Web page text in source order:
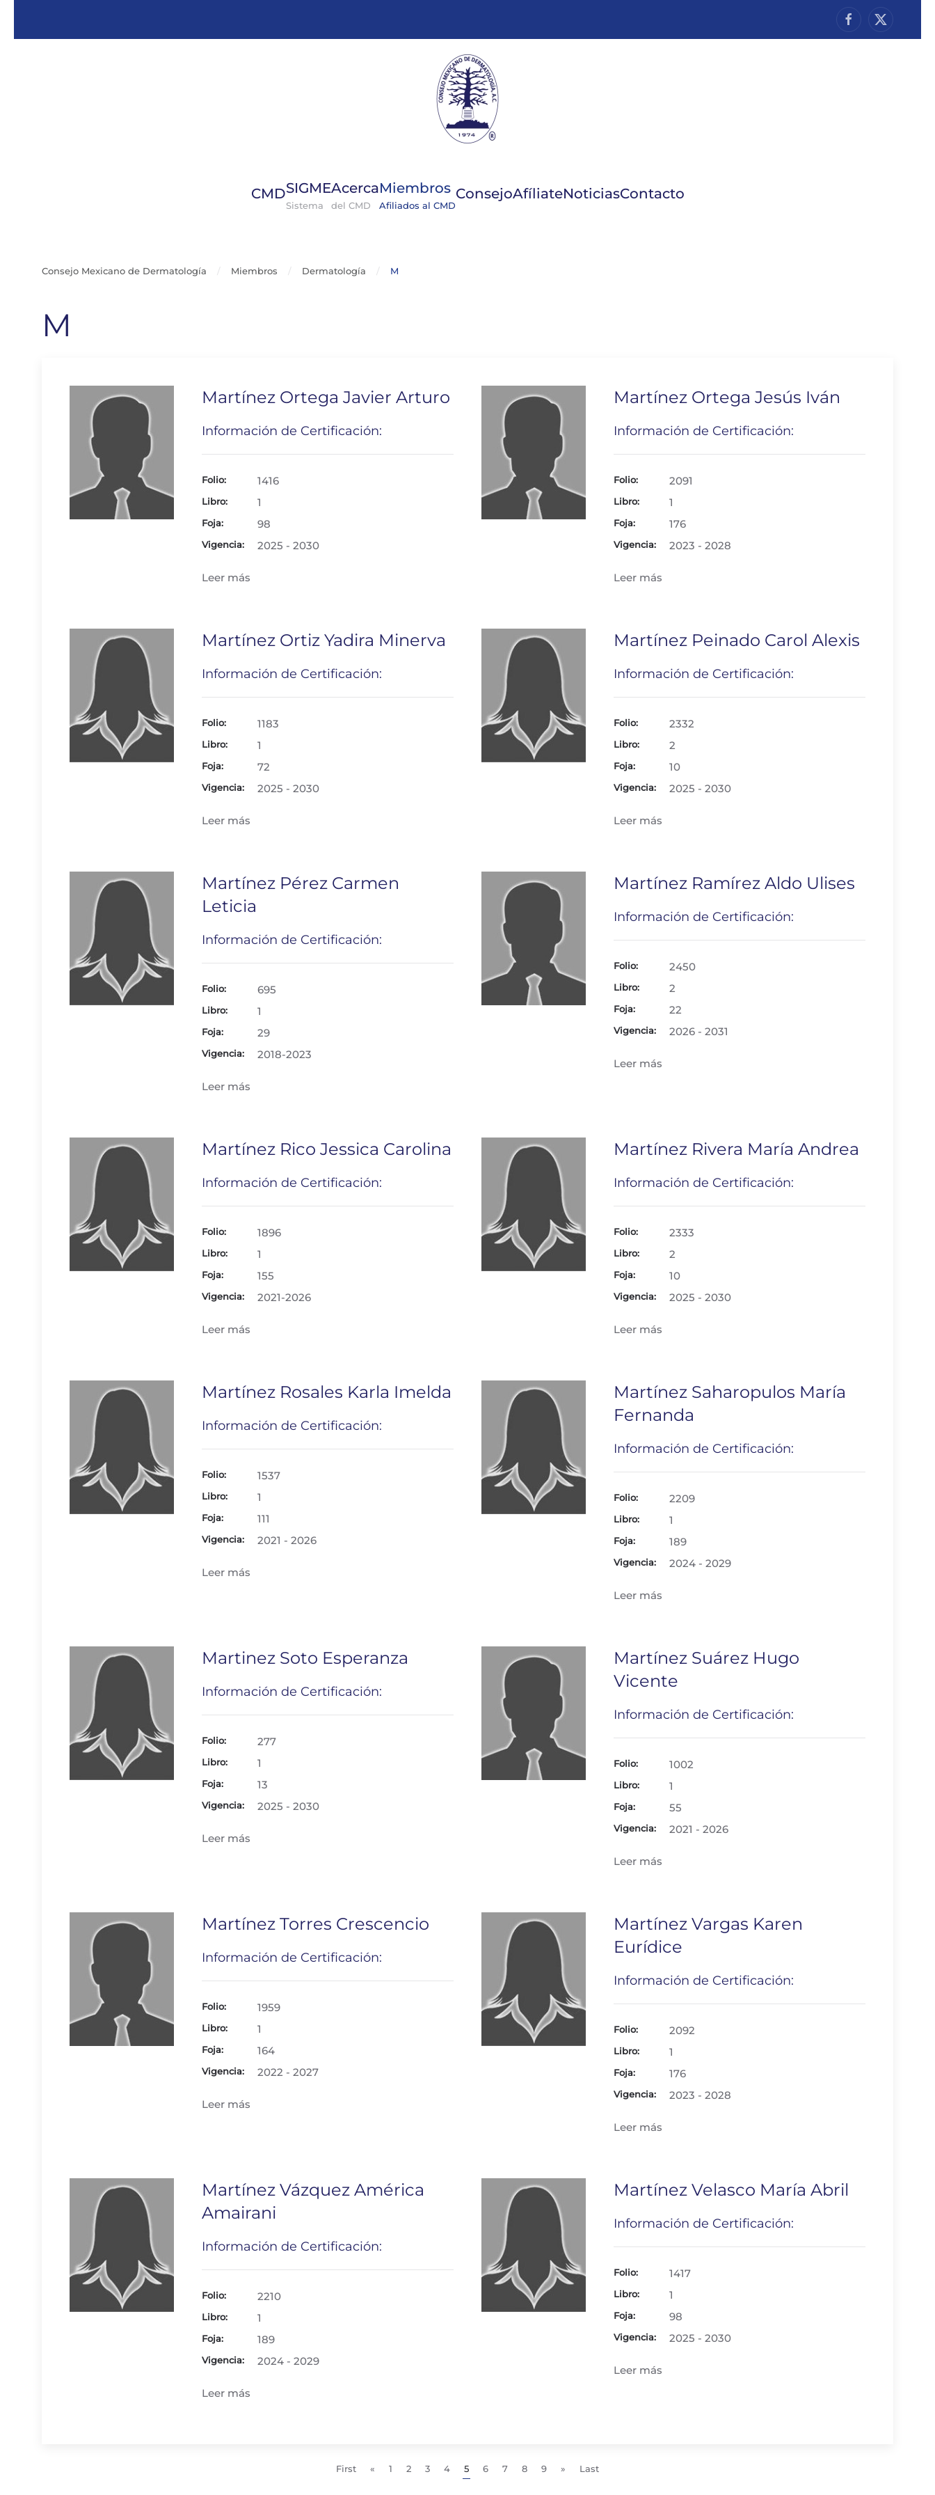
CMDSIGME
Sistema
Acerca
del CMD
Miembros
Afiliados al CMD
ConsejoAfíliateNoticiasContacto
Consejo Mexicano de Dermatología Miembros Dermatología M
M
Martínez Ortega Javier Arturo
Información de Certificación:
Folio: 1416
Libro: 1
Foja: 98
Vigencia: 2025 - 2030
Leer más
Martínez Ortega Jesús Iván
Información de Certificación:
Folio: 2091
Libro: 1
Foja: 176
Vigencia: 2023 - 2028
Leer más
Martínez Ortiz Yadira Minerva
Información de Certificación:
Folio: 1183
Libro: 1
Foja: 72
Vigencia: 2025 - 2030
Leer más
Martínez Peinado Carol Alexis
Información de Certificación:
Folio: 2332
Libro: 2
Foja: 10
Vigencia: 2025 - 2030
Leer más
Martínez Pérez Carmen
Leticia
Información de Certificación:
Folio: 695
Libro: 1
Foja: 29
Vigencia: 2018-2023
Leer más
Martínez Ramírez Aldo Ulises
Información de Certificación:
Folio: 2450
Libro: 2
Foja: 22
Vigencia: 2026 - 2031
Leer más
Martínez Rico Jessica Carolina
Información de Certificación:
Folio: 1896
Libro: 1
Foja: 155
Vigencia: 2021-2026
Leer más
Martínez Rivera María Andrea
Información de Certificación:
Folio: 2333
Libro: 2
Foja: 10
Vigencia: 2025 - 2030
Leer más
Martínez Rosales Karla Imelda
Información de Certificación:
Folio: 1537
Libro: 1
Foja: 111
Vigencia: 2021 - 2026
Leer más
Martínez Saharopulos María
Fernanda
Información de Certificación:
Folio: 2209
Libro: 1
Foja: 189
Vigencia: 2024 - 2029
Leer más
Martinez Soto Esperanza
Información de Certificación:
Folio: 277
Libro: 1
Foja: 13
Vigencia: 2025 - 2030
Leer más
Martínez Suárez Hugo
Vicente
Información de Certificación:
Folio: 1002
Libro: 1
Foja: 55
Vigencia: 2021 - 2026
Leer más
Martínez Torres Crescencio
Información de Certificación:
Folio: 1959
Libro: 1
Foja: 164
Vigencia: 2022 - 2027
Leer más
Martínez Vargas Karen
Eurídice
Información de Certificación:
Folio: 2092
Libro: 1
Foja: 176
Vigencia: 2023 - 2028
Leer más
Martínez Vázquez América
Amairani
Información de Certificación:
Folio: 2210
Libro: 1
Foja: 189
Vigencia: 2024 - 2029
Leer más
Martínez Velasco María Abril
Información de Certificación:
Folio: 1417
Libro: 1
Foja: 98
Vigencia: 2025 - 2030
Leer más
First « 1 2 3 4 5 6 7 8 9 » Last